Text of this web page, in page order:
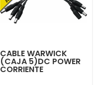
CABLE WARWICK
(CAJA 5)DC POWER
CORRIENTE